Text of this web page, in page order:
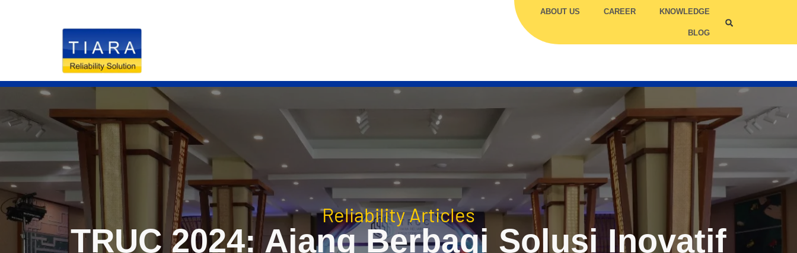
ABOUT US CAREER KNOWLEDGE
BLOG
RELIABILITY COMPETENCY TCC
Reliability Articles
TRUC 2024: Ajang Berbagi Solusi Inovatif